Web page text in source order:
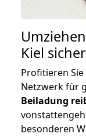
Kiel
Profitieren
Netzwerk für
Beiladung
besonderen